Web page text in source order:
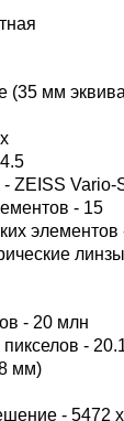
(35 мм
ZEISS Vario-
- 15
элементов
линзы
- 20 млн
-
мм)
- 5472